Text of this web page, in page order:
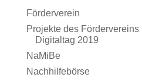
Förderverein
Projekte des Fördervereins
Digitaltag 2019
NaMiBe
Nachhilfebörse